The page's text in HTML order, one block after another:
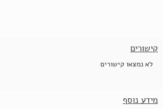
קישורים
לא נמצאו קישורים
מידע נוסף